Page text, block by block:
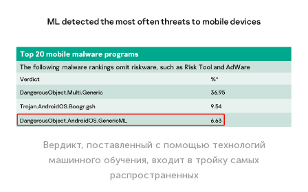
Вердикт, поставленный с помощью технологий
машинного обучения, входит в тройку самых
распространенных